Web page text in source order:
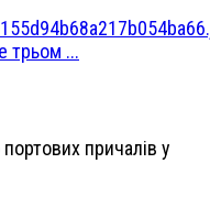
трьом ...